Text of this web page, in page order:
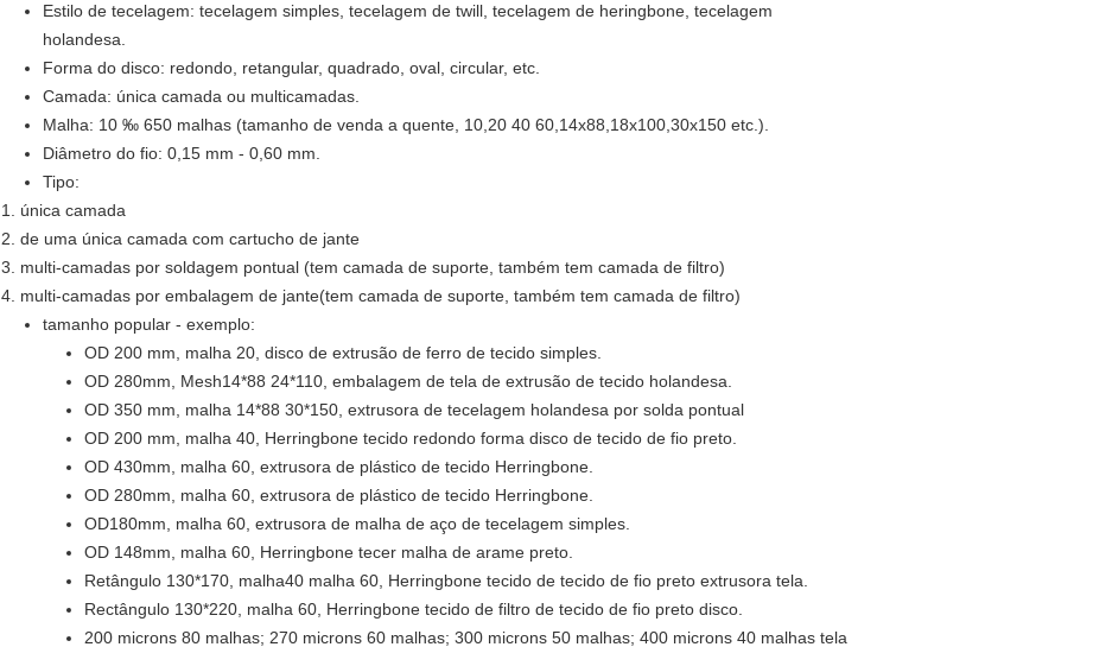
Estilo de tecelagem: tecelagem simples, tecelagem de twill, tecelagem de heringbone, tecelagem
holandesa.
Forma do disco: redondo, retangular, quadrado, oval, circular, etc.
Camada: única camada ou multicamadas.
Malha: 10 ‰ 650 malhas (tamanho de venda a quente, 10,20 40 60,14x88,18x100,30x150 etc.).
Diâmetro do fio: 0,15 mm - 0,60 mm.
Tipo:
1. única camada
2. de uma única camada com cartucho de jante
3. multi-camadas por soldagem pontual (tem camada de suporte, também tem camada de filtro)
4. multi-camadas por embalagem de jante(tem camada de suporte, também tem camada de filtro)
tamanho popular - exemplo:
OD 200 mm, malha 20, disco de extrusão de ferro de tecido simples.
OD 280mm, Mesh14*88 24*110, embalagem de tela de extrusão de tecido holandesa.
OD 350 mm, malha 14*88 30*150, extrusora de tecelagem holandesa por solda pontual
OD 200 mm, malha 40, Herringbone tecido redondo forma disco de tecido de fio preto.
OD 430mm, malha 60, extrusora de plástico de tecido Herringbone.
OD 280mm, malha 60, extrusora de plástico de tecido Herringbone.
OD180mm, malha 60, extrusora de malha de aço de tecelagem simples.
OD 148mm, malha 60, Herringbone tecer malha de arame preto.
Retângulo 130*170, malha40 malha 60, Herringbone tecido de tecido de fio preto extrusora tela.
Rectângulo 130*220, malha 60, Herringbone tecido de filtro de tecido de fio preto disco.
200 microns 80 malhas; 270 microns 60 malhas; 300 microns 50 malhas; 400 microns 40 malhas tela